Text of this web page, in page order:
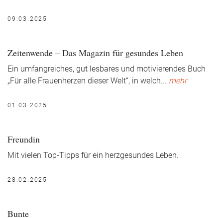
09.03.2025
Zeitenwende – Das Magazin für gesundes Leben
Ein umfangreiches, gut lesbares und motivierendes Buch
„Für alle Frauenherzen dieser Welt“, in welch... mehr
01.03.2025
Freundin
Mit vielen Top-Tipps für ein herzgesundes Leben.
28.02.2025
Bunte